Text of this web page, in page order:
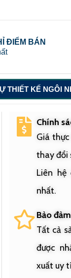
ĐIỂM BÁN
THIẾT KẾ NGÔI
Chính
Giá
thay đổi
Liên hệ
nhất.
Bảo
Tất cả
được
xuất uy